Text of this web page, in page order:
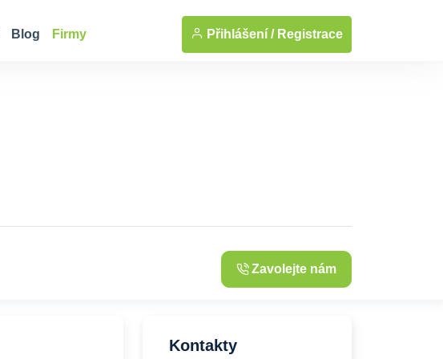
Blog Firmy Přihlášení / Registrace
... Zobrazit fotografie
Zavolejte nám
Kontakty